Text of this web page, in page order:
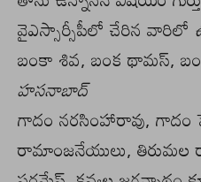
వైఎస్సార్సీపీలో చేరిన వారిలో
బంకా శివ, బంక థామస్,
హసనాబాద్
గాదం నరసింహారావు,
రామాంజనేయులు, తిరుమల